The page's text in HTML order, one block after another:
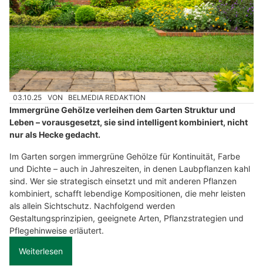
03.10.25 VON BELMEDIA REDAKTION
Immergrüne Gehölze verleihen dem Garten Struktur und
Leben – vorausgesetzt, sie sind intelligent kombiniert, nicht
nur als Hecke gedacht.
Im Garten sorgen immergrüne Gehölze für Kontinuität, Farbe
und Dichte – auch in Jahreszeiten, in denen Laubpflanzen kahl
sind. Wer sie strategisch einsetzt und mit anderen Pflanzen
kombiniert, schafft lebendige Kompositionen, die mehr leisten
als allein Sichtschutz. Nachfolgend werden
Gestaltungsprinzipien, geeignete Arten, Pflanzstrategien und
Pflegehinweise erläutert.
Weiterlesen